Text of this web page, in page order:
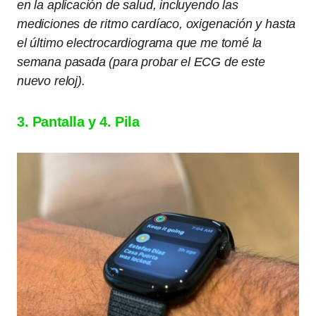
en la aplicación de salud, incluyendo las
mediciones de ritmo cardíaco, oxigenación y hasta
el último electrocardiograma que me tomé la
semana pasada (para probar el ECG de este
nuevo reloj).
3. Pantalla y 4. Pila